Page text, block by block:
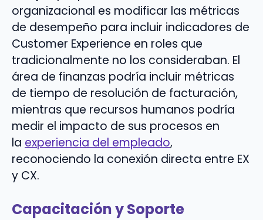
organizacional es modificar las métricas
de desempeño para incluir indicadores de
Customer Experience en roles que
tradicionalmente no los consideraban. El
área de finanzas podría incluir métricas
de tiempo de resolución de facturación,
mientras que recursos humanos podría
medir el impacto de sus procesos en
la experiencia del empleado,
reconociendo la conexión directa entre EX
y CX.
Capacitación y Soporte